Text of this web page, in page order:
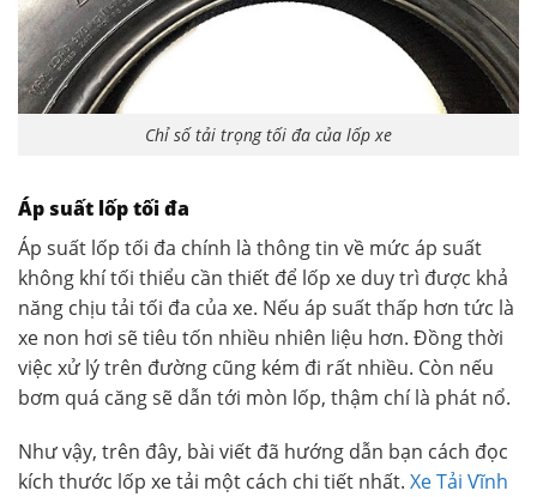
Chỉ số tải trọng tối đa của lốp xe
Áp suất lốp tối đa
Áp suất lốp tối đa chính là thông tin về mức áp suất
không khí tối thiểu cần thiết để lốp xe duy trì được khả
năng chịu tải tối đa của xe. Nếu áp suất thấp hơn tức là
xe non hơi sẽ tiêu tốn nhiều nhiên liệu hơn. Đồng thời
việc xử lý trên đường cũng kém đi rất nhiều. Còn nếu
bơm quá căng sẽ dẫn tới mòn lốp, thậm chí là phát nổ.
Như vậy, trên đây, bài viết đã hướng dẫn bạn cách đọc
kích thước lốp xe tải một cách chi tiết nhất. Xe Tải Vĩnh